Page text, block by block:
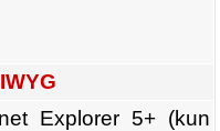
Explorer 5+ (kun